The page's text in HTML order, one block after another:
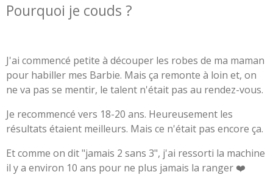
Pourquoi je couds ?
J'ai commencé petite à découper les robes de ma maman
pour habiller mes Barbie. Mais ça remonte à loin et, on
ne va pas se mentir, le talent n'était pas au rendez-vous.
Je recommencé vers 18-20 ans. Heureusement les
résultats étaient meilleurs. Mais ce n'était pas encore ça.
Et comme on dit "jamais 2 sans 3", j'ai ressorti la machine
il y a environ 10 ans pour ne plus jamais la ranger ❤️